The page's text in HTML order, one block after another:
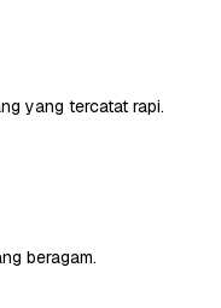
yang tercatat rapi.
beragam.